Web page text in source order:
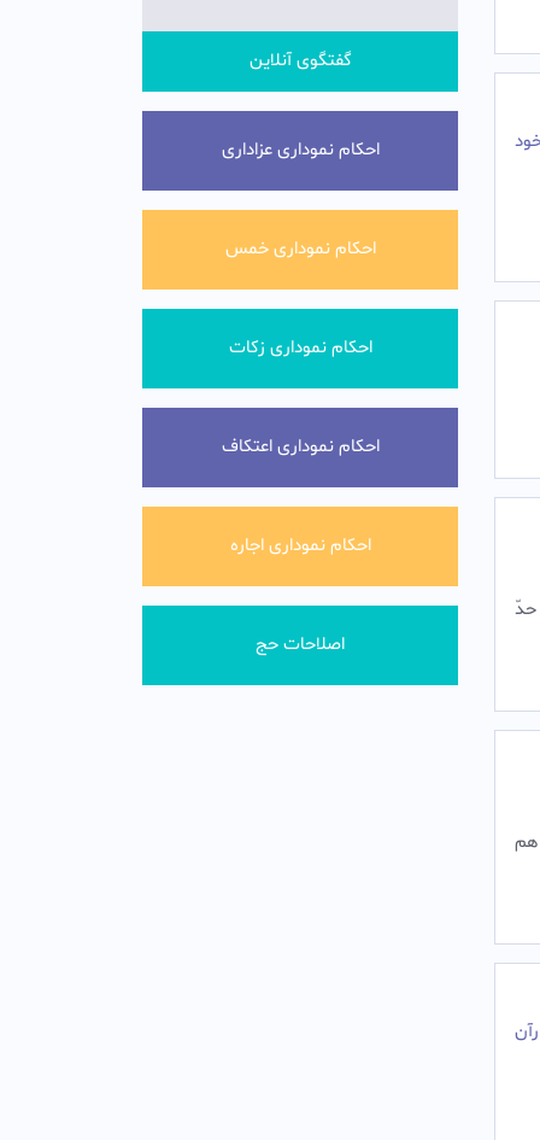
حدّ
هم
گفتگوی آنلاین
احکام نموداری عزاداری
احکام نموداری خمس
احکام نموداری زکات
احکام نموداری اعتکاف
احکام نموداری اجاره
اصلاحات حج